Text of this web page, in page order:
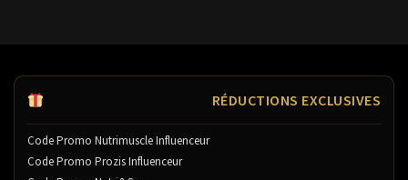
RÉDUCTIONS EXCLUSIVES
Code Promo Nutrimuscle Influenceur
Code Promo Prozis Influenceur